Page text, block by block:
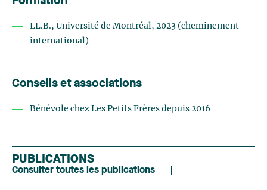
LL.B., Université de Montréal, 2023 (cheminement
international)
Conseils et associations
Bénévole chez Les Petits Frères depuis 2016
PUBLICATIONS
Consulter toutes les publications